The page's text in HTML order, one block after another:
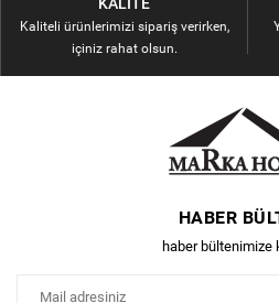
KALITE
Kaliteli ürünlerimizi sipariş verirken,
içiniz rahat olsun.
HABER
haber bültenimize